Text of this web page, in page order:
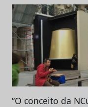
“O conceito da